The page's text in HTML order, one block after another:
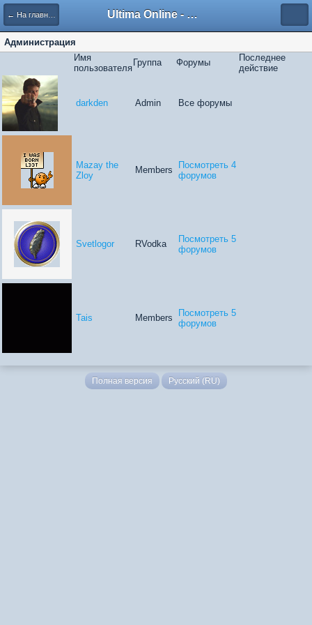
← На главную Ultima Online - Форум Русского сообщества игры
Администрация
Имя
пользователя
Группа Форумы
Последнее
действие
darkden Admin Все форумы
Mazay the
Zloy
Members
Посмотреть 4
форумов
Svetlogor RVodka
Посмотреть 5
форумов
Tais Members
Посмотреть 5
форумов
Полная версия Русский (RU)